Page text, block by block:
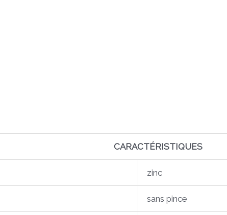
CARACTÉRISTIQUES
zinc
sans pince